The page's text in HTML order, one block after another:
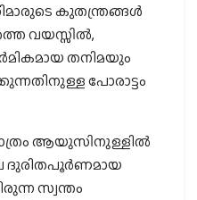
കുതന്ത്രങ്ങള്‍
വയസ്സില്‍,
തനിമയും
പോരാട്ടം
ആയുസിനുള്ളില്‍
ദുരിതപൂര്‍ണമായ
സ്വന്തം